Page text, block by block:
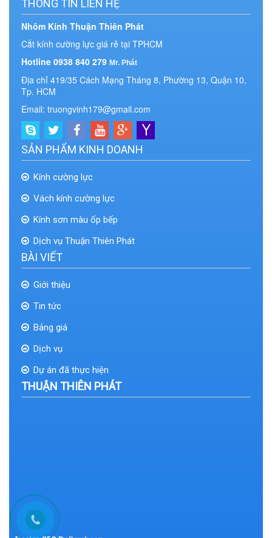
THÔNG TIN LIÊN HỆ
Nhôm Kính Thuận Thiên Phát
Cắt kính cường lực giá rẻ tại TPHCM
Hotline 0938 840 279 Mr. Phát
Địa chỉ 419/35 Cách Mạng Tháng 8, Phường 13, Quận 10,
Tp. HCM
Email: truongvinh179@gmail.com
SẢN PHẨM KINH DOANH
Kính cường lực
Vách kính cường lực
Kính sơn màu ốp bếp
Dịch vụ Thuận Thiên Phát
BÀI VIẾT
Giới thiệu
Tin tức
Bảng giá
Dịch vụ
Dự án đã thực hiện
THUẬN THIÊN PHÁT